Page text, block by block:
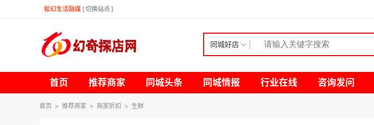
松幻生活融媒 [切换站点 ]
同城好店
首页 推荐商家 同城头条 同城情报 行业在线 咨询发问
首页 > 推荐商家 > 商家折扣 > 生鲜